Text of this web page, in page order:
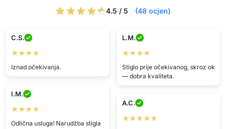
4.5 / 5 (48 ocjen)
C.S.
★★★★
Iznad očekivanja.
L.M.
★★★★
Stiglo prije očekivanog, skroz ok
— dobra kvaliteta.
I.M.
★★★★
Odlična usluga! Narudžba stigla
A.C.
★★★★★